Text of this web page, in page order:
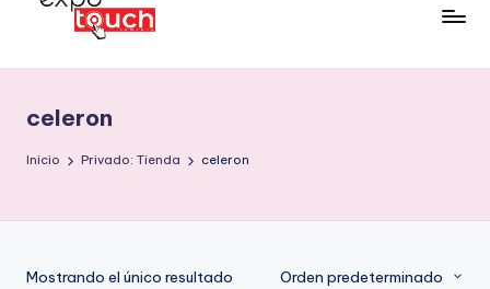
celeron
Inicio Privado: Tienda celeron
Mostrando el único resultado Orden predeterminado